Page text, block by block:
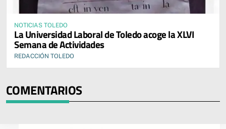
NOTICIAS TOLEDO
La Universidad Laboral de Toledo acoge la XLVI
Semana de Actividades
REDACCIÓN TOLEDO
COMENTARIOS